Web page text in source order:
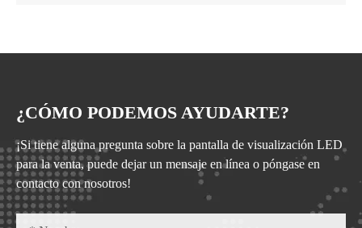
¿CÓMO PODEMOS AYUDARTE?
¡Si tiene alguna pregunta sobre la pantalla de visualización LED
para la venta, puede dejar un mensaje en línea o póngase en
contacto con nosotros!